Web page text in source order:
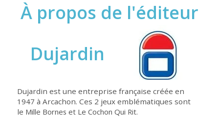
À propos de l'éditeur
Dujardin
Dujardin est une entreprise française créée en
1947 à Arcachon. Ces 2 jeux emblématiques sont
le Mille Bornes et Le Cochon Qui Rit.